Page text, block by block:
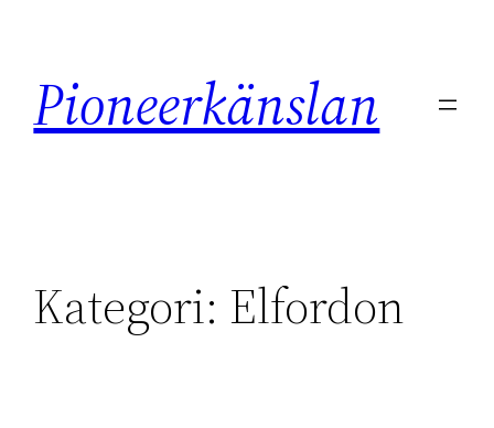
innehåll
Pioneerkänslan
Kategori: Elfordon